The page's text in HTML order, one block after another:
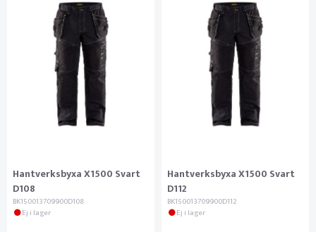
Hantverksbyxa X1500 Svart
D108
BK150013709900D108
Ej i lager
Hantverksbyxa X1500 Svart
D112
BK150013709900D112
Ej i lager